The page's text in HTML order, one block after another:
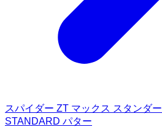
スパイダー ZT マックス スタンダ
STANDARD パター